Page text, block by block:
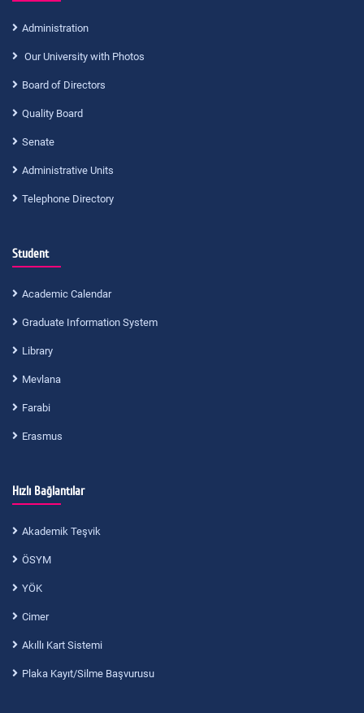
Administration
Our University with Photos
Board of Directors
Quality Board
Senate
Administrative Units
Telephone Directory
Student
Academic Calendar
Graduate Information System
Library
Mevlana
Farabi
Erasmus
Hızlı Bağlantılar
Akademik Teşvik
ÖSYM
YÖK
Cimer
Akıllı Kart Sistemi
Plaka Kayıt/Silme Başvurusu